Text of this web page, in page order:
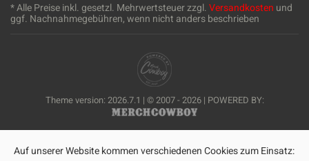
* Alle Preise inkl. gesetzl. Mehrwertsteuer zzgl.Versandkosten und
ggf. Nachnahmegebühren, wenn nicht anders beschrieben
Theme version: 2026.7.1 | © 2007 - 2026 | POWERED BY:
Auf unserer Website kommen verschiedenen Cookies zum Einsatz: